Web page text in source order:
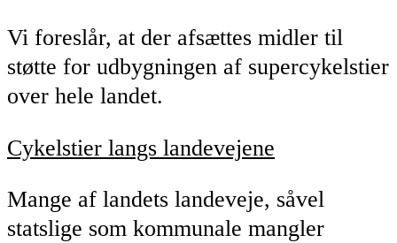
Vi foreslår, at der afsættes midler til
støtte for udbygningen af supercykelstier
over hele landet.
Cykelstier langs landevejene
Mange af landets landeveje, såvel
statslige som kommunale mangler